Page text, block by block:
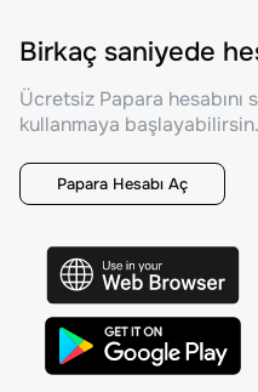
Birkaç saniyede
Ücretsiz Papara hesabını
kullanmaya başlayabilirsin.
Papara Hesabı Aç